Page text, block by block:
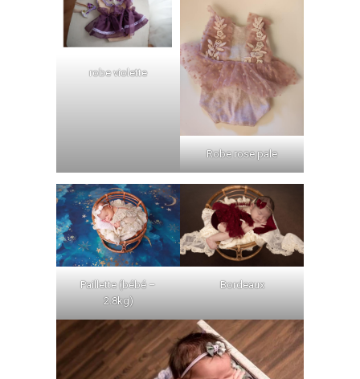
robe violette
Robe rose pale
Paillette (bébé –
2.8kg)
Bordeaux